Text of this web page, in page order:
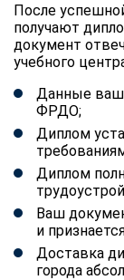
После
получают
документ
учебного
Данные
ФРДО;
Диплом
Диплом
Ваш
и
Доставка
города